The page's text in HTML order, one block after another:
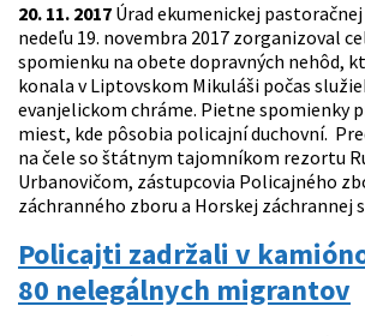
20. 11. 2017 Úrad ekumenickej pastoračnej
nedeľu 19. novembra 2017 zorganizoval
spomienku na obete dopravných nehôd,
konala v Liptovskom Mikuláši počas
evanjelickom chráme. Pietne spomienky
miest, kde pôsobia policajní duchovní.
na čele so štátnym tajomníkom rezortu
Urbanovičom, zástupcovia Policajného
záchranného zboru a Horskej záchrannej
Policajti zadržali v
80 nelegálnych migrantov